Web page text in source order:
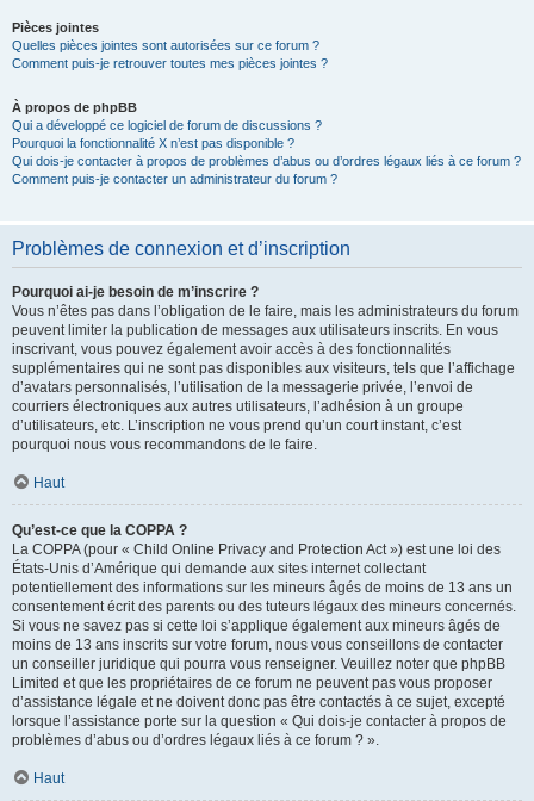
Pièces jointes
Quelles pièces jointes sont autorisées sur ce forum ?
Comment puis-je retrouver toutes mes pièces jointes ?
À propos de phpBB
Qui a développé ce logiciel de forum de discussions ?
Pourquoi la fonctionnalité X n’est pas disponible ?
Qui dois-je contacter à propos de problèmes d’abus ou d’ordres légaux liés à ce forum ?
Comment puis-je contacter un administrateur du forum ?
Problèmes de connexion et d’inscription
Pourquoi ai-je besoin de m’inscrire ?
Vous n’êtes pas dans l’obligation de le faire, mais les administrateurs du forum
peuvent limiter la publication de messages aux utilisateurs inscrits. En vous
inscrivant, vous pouvez également avoir accès à des fonctionnalités
supplémentaires qui ne sont pas disponibles aux visiteurs, tels que l’affichage
d’avatars personnalisés, l’utilisation de la messagerie privée, l’envoi de
courriers électroniques aux autres utilisateurs, l’adhésion à un groupe
d’utilisateurs, etc. L’inscription ne vous prend qu’un court instant, c’est
pourquoi nous vous recommandons de le faire.
Haut
Qu’est-ce que la COPPA ?
La COPPA (pour « Child Online Privacy and Protection Act ») est une loi des
États-Unis d’Amérique qui demande aux sites internet collectant
potentiellement des informations sur les mineurs âgés de moins de 13 ans un
consentement écrit des parents ou des tuteurs légaux des mineurs concernés.
Si vous ne savez pas si cette loi s’applique également aux mineurs âgés de
moins de 13 ans inscrits sur votre forum, nous vous conseillons de contacter
un conseiller juridique qui pourra vous renseigner. Veuillez noter que phpBB
Limited et que les propriétaires de ce forum ne peuvent pas vous proposer
d’assistance légale et ne doivent donc pas être contactés à ce sujet, excepté
lorsque l’assistance porte sur la question « Qui dois-je contacter à propos de
problèmes d’abus ou d’ordres légaux liés à ce forum ? ».
Haut